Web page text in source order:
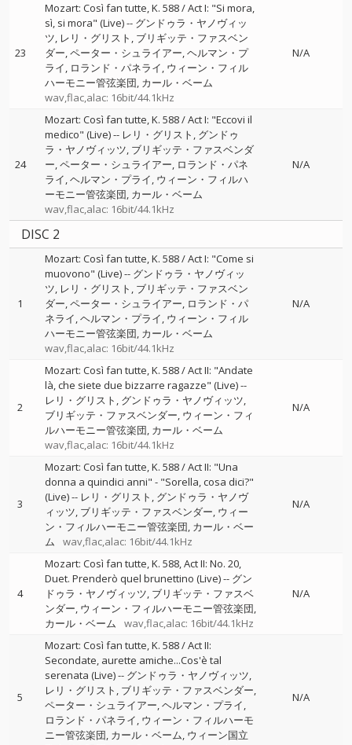
23
Mozart: Così fan tutte, K. 588 / Act I: "Si mora,
sì, si mora" (Live)-- グンドゥラ・ヤノヴィッ
ツ レリ・グリスト ブリギッテ・ファスベン
ダー ペーター・シュライアー ヘルマン・プ
ライ ロランド・パネライ ウィーン・フィル
ハーモニー管弦楽団 カール・ベーム
wav,flac,alac: 16bit/44.1kHz
N/A
24
Mozart: Così fan tutte, K. 588 / Act I: "Eccovi il
medico" (Live)-- レリ・グリスト グンドゥ
ラ・ヤノヴィッツ ブリギッテ・ファスベンダ
ー ペーター・シュライアー ロランド・パネ
ライ ヘルマン・プライ ウィーン・フィルハ
ーモニー管弦楽団 カール・ベーム
wav,flac,alac: 16bit/44.1kHz
N/A
DISC 2
1
Mozart: Così fan tutte, K. 588 / Act I: "Come si
muovono" (Live)-- グンドゥラ・ヤノヴィッ
ツ レリ・グリスト ブリギッテ・ファスベン
ダー ペーター・シュライアー ロランド・パ
ネライ ヘルマン・プライ ウィーン・フィル
ハーモニー管弦楽団 カール・ベーム
wav,flac,alac: 16bit/44.1kHz
N/A
2
Mozart: Così fan tutte, K. 588 / Act II: "Andate
là, che siete due bizzarre ragazze" (Live)--
レリ・グリスト グンドゥラ・ヤノヴィッツ
ブリギッテ・ファスベンダー ウィーン・フィ
ルハーモニー管弦楽団 カール・ベーム
wav,flac,alac: 16bit/44.1kHz
N/A
3
Mozart: Così fan tutte, K. 588 / Act II: "Una
donna a quindici anni" - "Sorella, cosa dici?"
(Live)-- レリ・グリスト グンドゥラ・ヤノヴ
ィッツ ブリギッテ・ファスベンダー ウィー
ン・フィルハーモニー管弦楽団 カール・ベー
ム
wav,flac,alac: 16bit/44.1kHz
N/A
4
Mozart: Così fan tutte, K. 588, Act II: No. 20,
Duet. Prenderò quel brunettino (Live)-- グン
ドゥラ・ヤノヴィッツ ブリギッテ・ファスベ
ンダー ウィーン・フィルハーモニー管弦楽団
カール・ベーム
wav,flac,alac: 16bit/44.1kHz
N/A
5
Mozart: Così fan tutte, K. 588 / Act II:
Secondate, aurette amiche...Cos'è tal
serenata (Live)-- グンドゥラ・ヤノヴィッツ
レリ・グリスト ブリギッテ・ファスベンダー
ペーター・シュライアー ヘルマン・プライ
ロランド・パネライ ウィーン・フィルハーモ
ニー管弦楽団 カール・ベーム ウィーン国立
N/A